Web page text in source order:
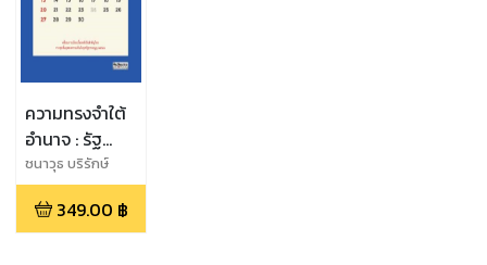
ความทรงจำใต้
อำนาจ : รัฐ
ราชวงศ์
พลเมือง และ
การเมืองบน
ชนาวุธ บริรักษ์
349.00 ฿